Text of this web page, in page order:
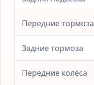
Передние тормоза
Задние тормоза
Передние колёса